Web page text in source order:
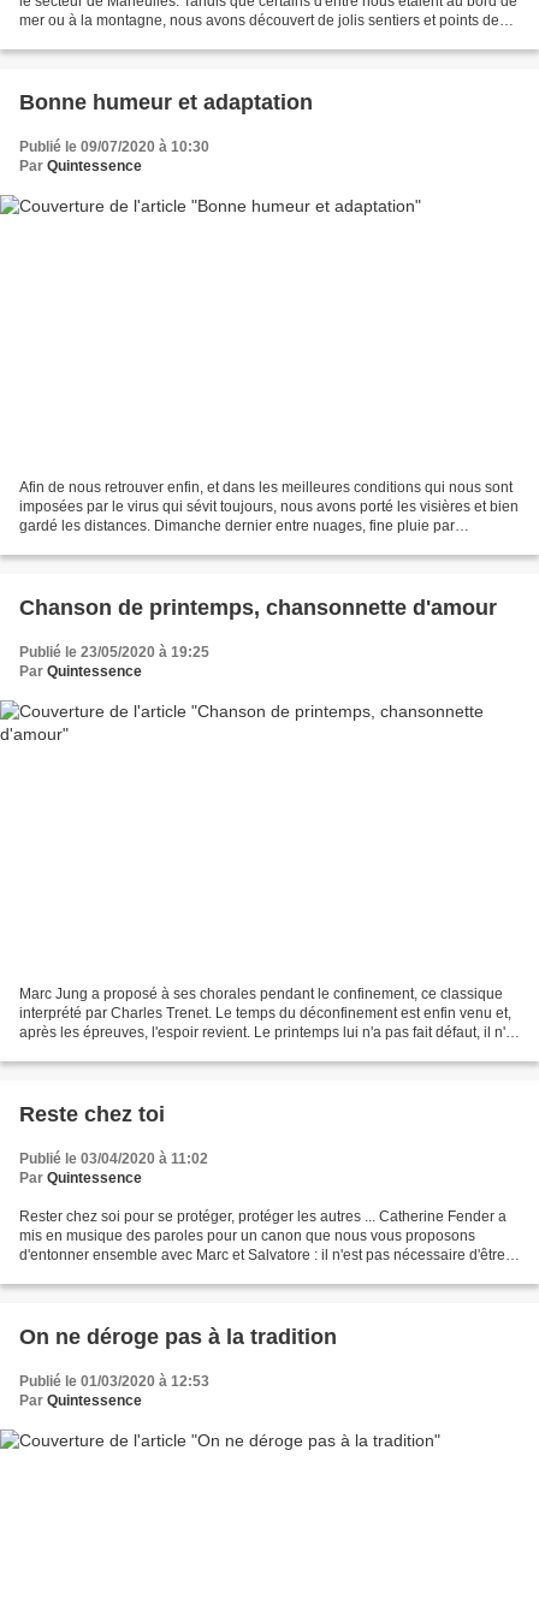
mer ou à la montagne, nous avons découvert de jolis sentiers et points de
Bonne humeur et adaptation
Publié le 09/07/2020 à 10:30
Par Quintessence
Afin de nous retrouver enfin, et dans les meilleures conditions qui nous sont
imposées par le virus qui sévit toujours, nous avons porté les visières et bien
gardé les distances. Dimanche dernier entre nuages, fine pluie par
Chanson de printemps, chansonnette d'amour
Publié le 23/05/2020 à 19:25
Par Quintessence
Marc Jung a proposé à ses chorales pendant le confinement, ce classique
interprété par Charles Trenet. Le temps du déconfinement est enfin venu et,
après les épreuves, l'espoir revient. Le printemps lui n'a pas fait défaut, il n'a
Reste chez toi
Publié le 03/04/2020 à 11:02
Par Quintessence
Rester chez soi pour se protéger, protéger les autres ... Catherine Fender a
mis en musique des paroles pour un canon que nous vous proposons
d'entonner ensemble avec Marc et Salvatore : il n'est pas nécessaire d'être
On ne déroge pas à la tradition
Publié le 01/03/2020 à 12:53
Par Quintessence